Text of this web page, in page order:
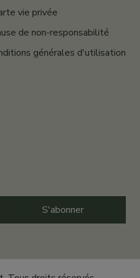
vie privée
de non-responsabilité
générales d'utilisation
S'abonner